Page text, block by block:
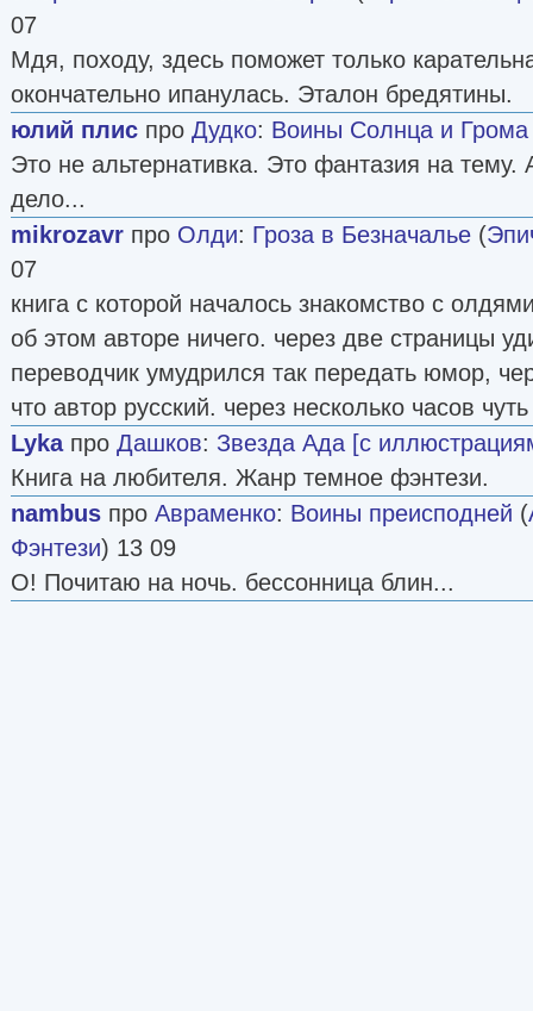
07
Мдя, походу, здесь поможет только
окончательно ипанулась. Эталон бредятины.
юлий плис про Дудко: Воины Солнца и Грома
Это не альтернативка. Это фантазия на тему.
дело...
mikrozavr про Олди: Гроза в Безначалье (
07
книга с которой началось знакомство с
об этом авторе ничего. через две страницы
переводчик умудрился так передать юмор,
что автор русский. через несколько часов
Lykaпро Дашков: Звезда Ада [c
Книга на любителя. Жанр темное фэнтези.
nambus про Авраменко: Воины преисподней (
Фэнтези) 13 09
О! Почитаю на ночь. бессонница блин...